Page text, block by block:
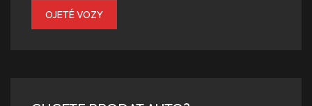
OJETÉ VOZY